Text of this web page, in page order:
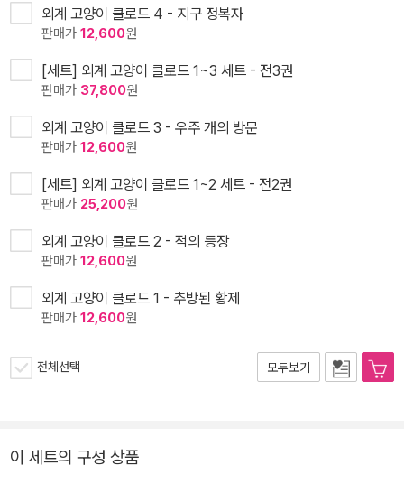
외계 고양이 클로드 4 - 지구 정복자
판매가 12,600원
[세트] 외계 고양이 클로드 1~3 세트 - 전3권
판매가 37,800원
외계 고양이 클로드 3 - 우주 개의 방문
판매가 12,600원
[세트] 외계 고양이 클로드 1~2 세트 - 전2권
판매가 25,200원
외계 고양이 클로드 2 - 적의 등장
판매가 12,600원
외계 고양이 클로드 1 - 추방된 황제
판매가 12,600원
전체선택 모두보기
이 세트의 구성 상품